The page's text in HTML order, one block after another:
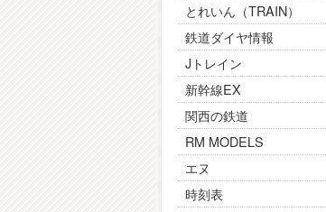
とれいん（TRAIN）
鉄道ダイヤ情報
Jトレイン
新幹線EX
関西の鉄道
RM MODELS
エヌ
時刻表